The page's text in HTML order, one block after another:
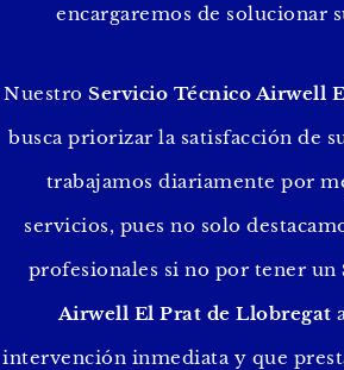
encargaremos de solucionar
NuestroServicio Técnico Airwell
busca priorizar la satisfacción de
trabajamos diariamente por
servicios, pues no solo
profesionales si no por tener un
Airwell El Prat de Llobregat
intervención inmediata y que